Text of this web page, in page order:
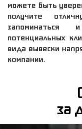
можете быть
получите
потенциальных
вида вывески
компании.
за